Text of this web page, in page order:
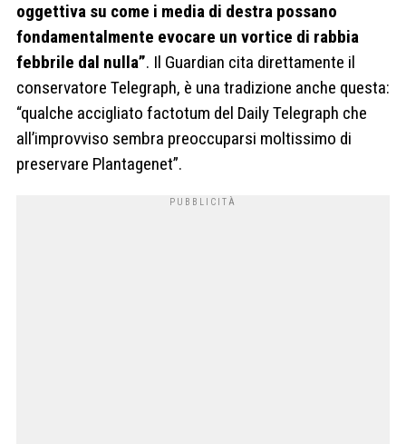
oggettiva su come i media di destra possano
fondamentalmente evocare un vortice di rabbia
febbrile dal nulla”. Il Guardian cita direttamente il
conservatore Telegraph, è una tradizione anche questa:
“qualche accigliato factotum del Daily Telegraph che
all’improvviso sembra preoccuparsi moltissimo di
preservare Plantagenet”.